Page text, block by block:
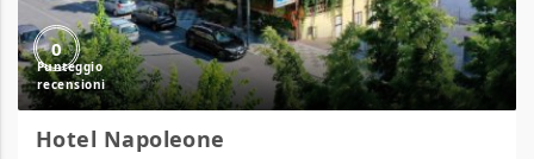
0
Hotel Napoleone